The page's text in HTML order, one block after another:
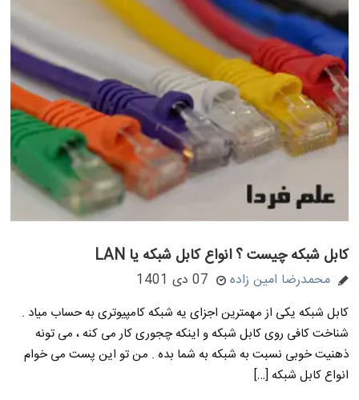
کابل شبکه چیست ؟ انواع کابل شبکه یا LAN
محمدرضا امین زاده 07 دی 1401
کابل شبکه یکی از مهمترین اجزای یه شبکه کامپیوتری به حساب میاد .
شناخت کافی روی کابل شبکه و اینکه چجوری کار می کنه ، می تونه
ذهنیت خوبی نسبت به شبکه به شما بده . من تو این پست می خوام
انواع کابل شبکه […]